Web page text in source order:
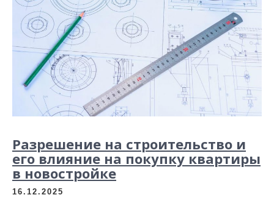
Разрешение на строительство и
его влияние на покупку квартиры
в новостройке
16.12.2025